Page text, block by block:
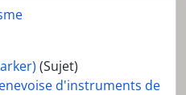
(Sujet)
d'instruments de